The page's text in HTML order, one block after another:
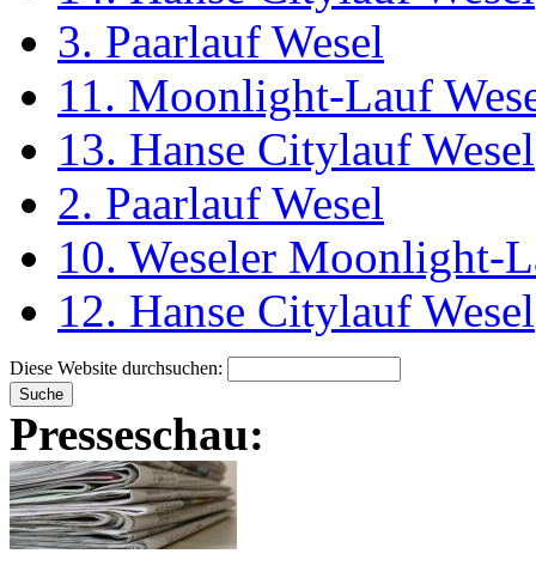
3. Paarlauf Wesel
11. Moonlight-Lauf
13. Hanse Citylauf Wesel
2. Paarlauf Wesel
10. Weseler Moonlight-
12. Hanse Citylauf Wesel
Diese Website durchsuchen:
Presseschau: